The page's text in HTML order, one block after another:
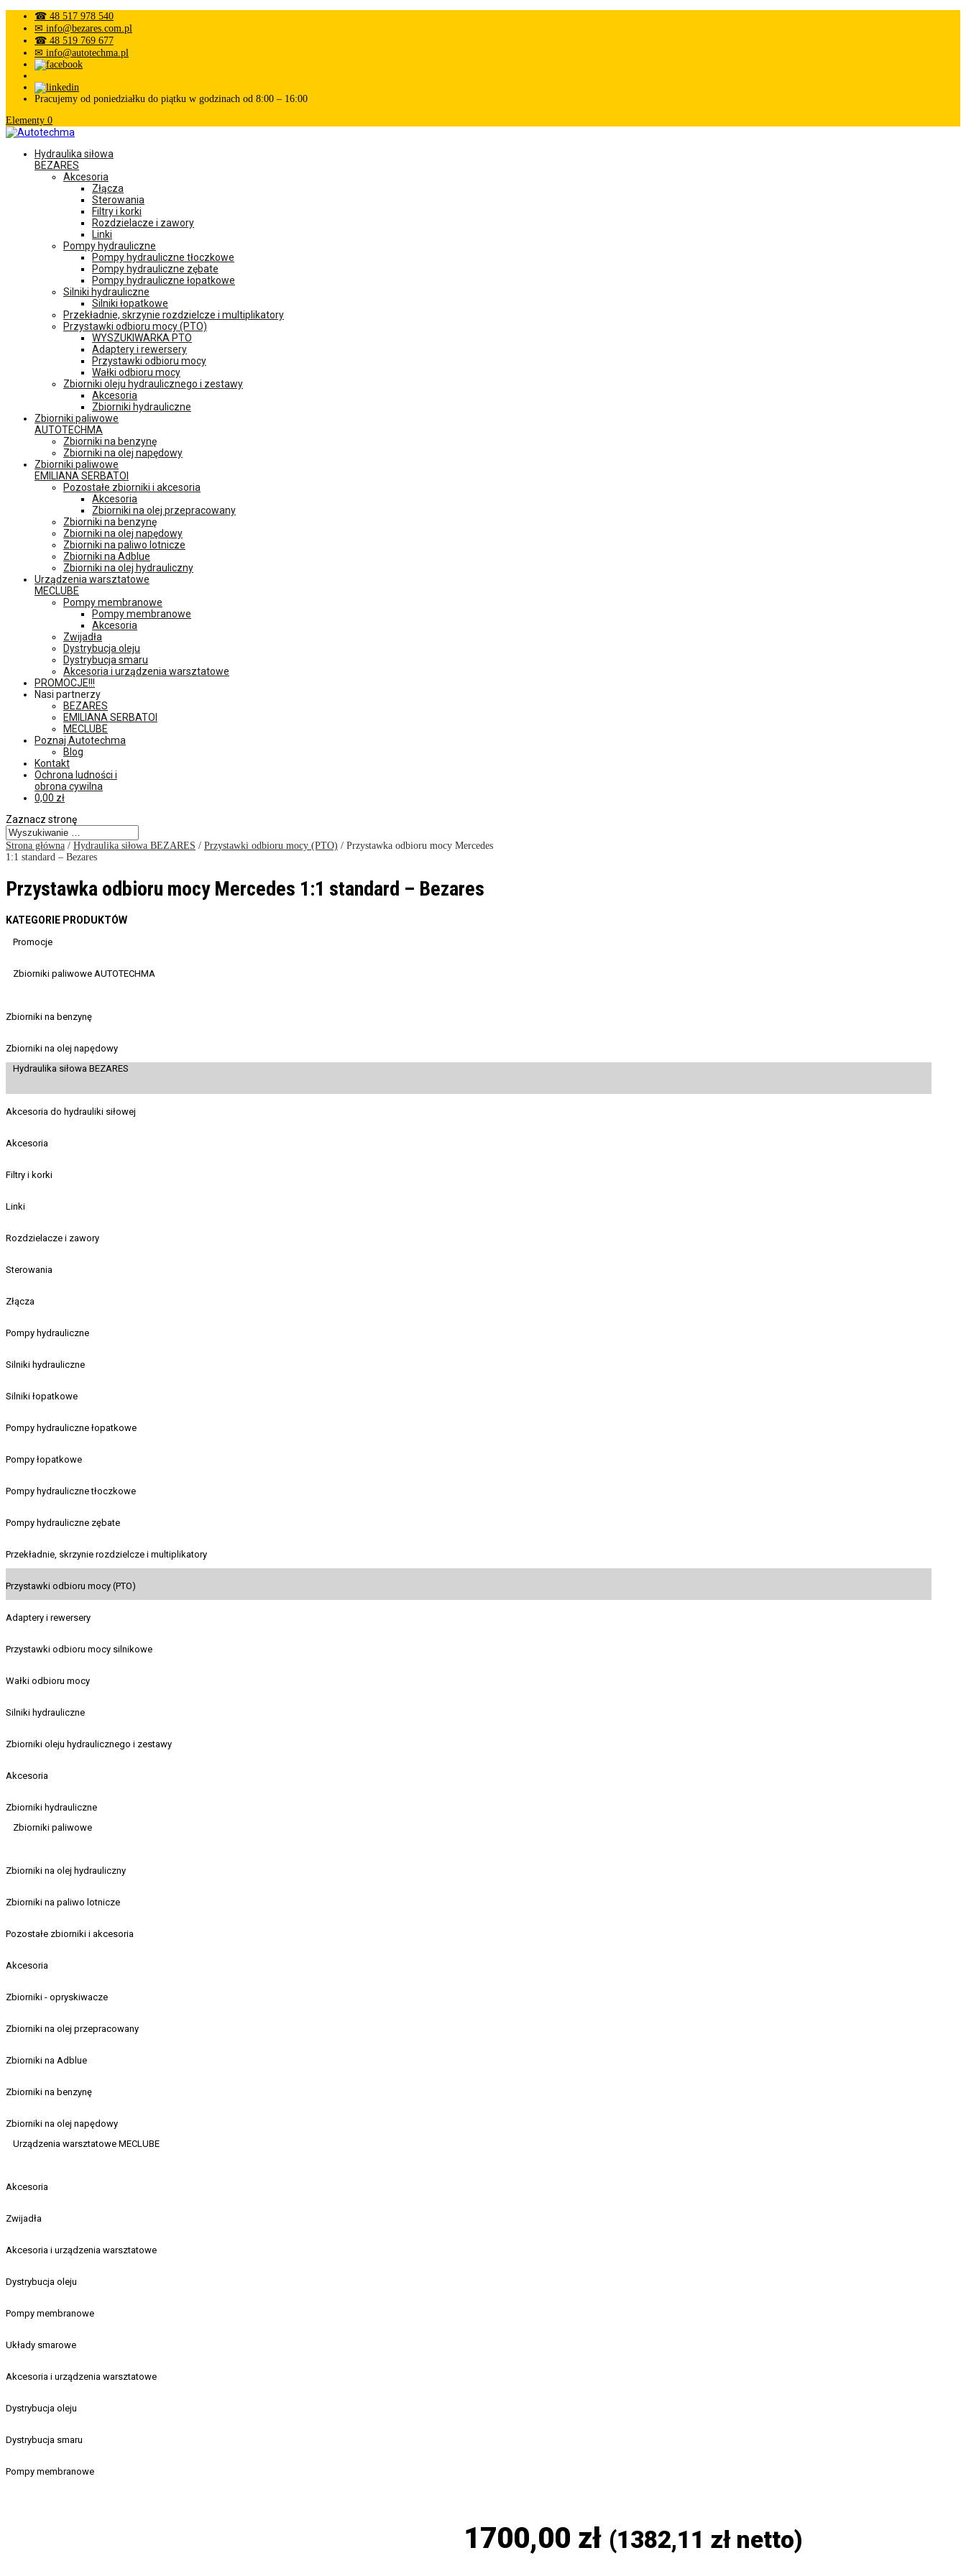
☎ 48 517 978 540
✉ info@bezares.com.pl
☎ 48 519 769 677
✉ info@autotechma.pl
Pracujemy od poniedziałku do piątku w godzinach od 8:00 – 16:00
Elementy 0
Hydraulika siłowa
BEZARES
Akcesoria
Złącza
Sterowania
Filtry i korki
Rozdzielacze i zawory
Linki
Pompy hydrauliczne
Pompy hydrauliczne tłoczkowe
Pompy hydrauliczne zębate
Pompy hydrauliczne łopatkowe
Silniki hydrauliczne
Silniki łopatkowe
Przekładnie, skrzynie rozdzielcze i multiplikatory
Przystawki odbioru mocy (PTO)
WYSZUKIWARKA PTO
Adaptery i rewersery
Przystawki odbioru mocy
Wałki odbioru mocy
Zbiorniki oleju hydraulicznego i zestawy
Akcesoria
Zbiorniki hydrauliczne
Zbiorniki paliwowe
AUTOTECHMA
Zbiorniki na benzynę
Zbiorniki na olej napędowy
Zbiorniki paliwowe
EMILIANA SERBATOI
Pozostałe zbiorniki i akcesoria
Akcesoria
Zbiorniki na olej przepracowany
Zbiorniki na benzynę
Zbiorniki na olej napędowy
Zbiorniki na paliwo lotnicze
Zbiorniki na Adblue
Zbiorniki na olej hydrauliczny
Urządzenia warsztatowe
MECLUBE
Pompy membranowe
Pompy membranowe
Akcesoria
Zwijadła
Dystrybucja oleju
Dystrybucja smaru
Akcesoria i urządzenia warsztatowe
PROMOCJE!!!
Nasi partnerzy
BEZARES
EMILIANA SERBATOI
MECLUBE
Poznaj Autotechma
Blog
Kontakt
Ochrona ludności i
obrona cywilna
0,00 zł
Zaznacz stronę
Strona główna / Hydraulika siłowa BEZARES / Przystawki odbioru mocy (PTO) / Przystawka odbioru mocy Mercedes
1:1 standard – Bezares
Przystawka odbioru mocy Mercedes 1:1 standard – Bezares
KATEGORIE PRODUKTÓW
Promocje
Zbiorniki paliwowe AUTOTECHMA
Zbiorniki na benzynę
Zbiorniki na olej napędowy
Hydraulika siłowa BEZARES
Akcesoria do hydrauliki siłowej
Akcesoria
Filtry i korki
Linki
Rozdzielacze i zawory
Sterowania
Złącza
Pompy hydrauliczne
Silniki hydrauliczne
Silniki łopatkowe
Pompy hydrauliczne łopatkowe
Pompy łopatkowe
Pompy hydrauliczne tłoczkowe
Pompy hydrauliczne zębate
Przekładnie, skrzynie rozdzielcze i multiplikatory
Przystawki odbioru mocy (PTO)
Adaptery i rewersery
Przystawki odbioru mocy silnikowe
Wałki odbioru mocy
Silniki hydrauliczne
Zbiorniki oleju hydraulicznego i zestawy
Akcesoria
Zbiorniki hydrauliczne
Zbiorniki paliwowe
Zbiorniki na olej hydrauliczny
Zbiorniki na paliwo lotnicze
Pozostałe zbiorniki i akcesoria
Akcesoria
Zbiorniki - opryskiwacze
Zbiorniki na olej przepracowany
Zbiorniki na Adblue
Zbiorniki na benzynę
Zbiorniki na olej napędowy
Urządzenia warsztatowe MECLUBE
Akcesoria
Zwijadła
Akcesoria i urządzenia warsztatowe
Dystrybucja oleju
Pompy membranowe
Układy smarowe
Akcesoria i urządzenia warsztatowe
Dystrybucja oleju
Dystrybucja smaru
Pompy membranowe
1700,00 zł (1382,11 zł netto)